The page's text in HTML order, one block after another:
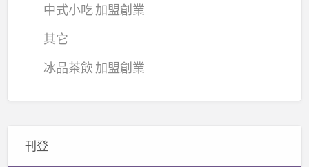
中式小吃 加盟創業
其它
冰品茶飲 加盟創業
刊登